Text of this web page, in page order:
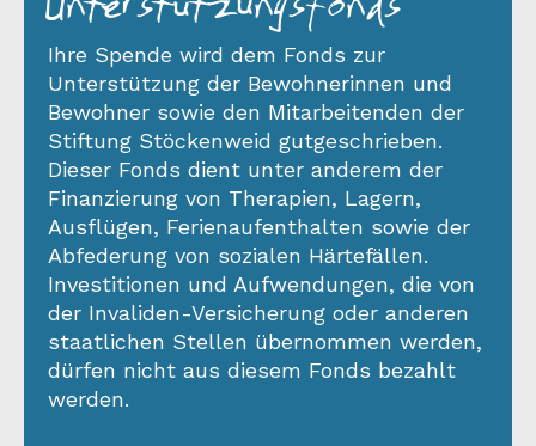
Ihre Spende wird dem Fonds zur
Unterstützung der Bewohnerinnen und
Bewohner sowie den Mitarbeitenden der
Stiftung Stöckenweid gutgeschrieben.
Dieser Fonds dient unter anderem der
Finanzierung von Therapien, Lagern,
Ausflügen, Ferienaufenthalten sowie der
Abfederung von sozialen Härtefällen.
Investitionen und Aufwendungen, die von
der Invaliden-Versicherung oder anderen
staatlichen Stellen übernommen werden,
dürfen nicht aus diesem Fonds bezahlt
werden.